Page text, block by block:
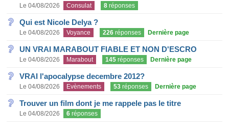
Le 04/08/2026 Consulat 8 réponses
Qui est Nicole Delya ?
Le 04/08/2026 Voyance 226 réponses Dernière page
UN VRAI MARABOUT FIABLE ET NON D'ESCRO
Le 04/08/2026 Marabout 145 réponses Dernière page
VRAI l'apocalypse decembre 2012?
Le 04/08/2026 Evènements 53 réponses Dernière page
Trouver un film dont je me rappele pas le titre
Le 04/08/2026 6 réponses